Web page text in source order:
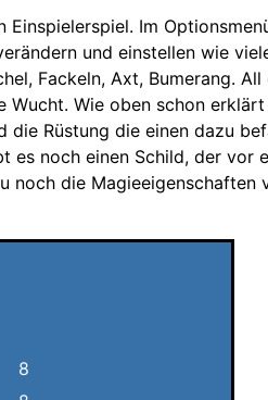
Im
und einstellen wie
Fackeln, Axt, Bumerang.
Wie oben schon
Rüstung die einen dazu
es noch einen Schild, der vor
noch die Magieeigenschaften
8